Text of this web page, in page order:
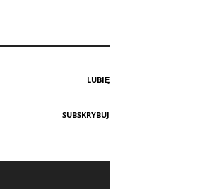
LUBIĘ
SUBSKRYBUJ